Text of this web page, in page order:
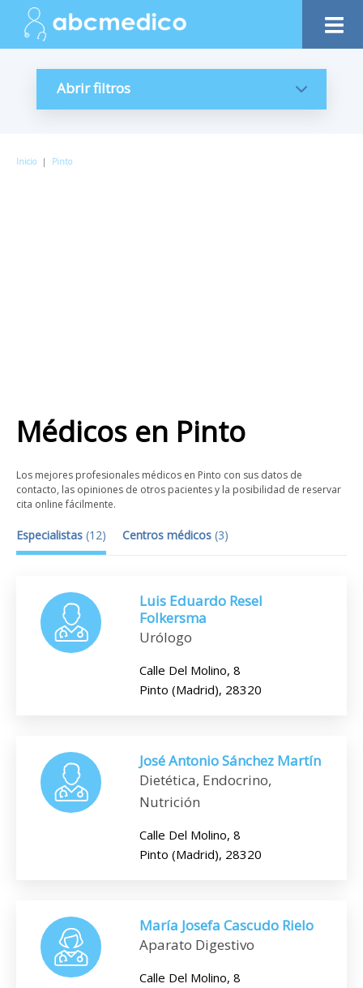
Abrir filtros
Inicio | Pinto
Médicos en Pinto
Los mejores profesionales médicos en Pinto con sus datos de
contacto, las opiniones de otros pacientes y la posibilidad de reservar
cita online fácilmente.
Especialistas (12) Centros médicos (3)
Luis Eduardo Resel
Folkersma
Urólogo
Calle Del Molino, 8
Pinto (Madrid), 28320
José Antonio Sánchez Martín
Dietética, Endocrino,
Nutrición
Calle Del Molino, 8
Pinto (Madrid), 28320
María Josefa Cascudo Rielo
Aparato Digestivo
Calle Del Molino, 8